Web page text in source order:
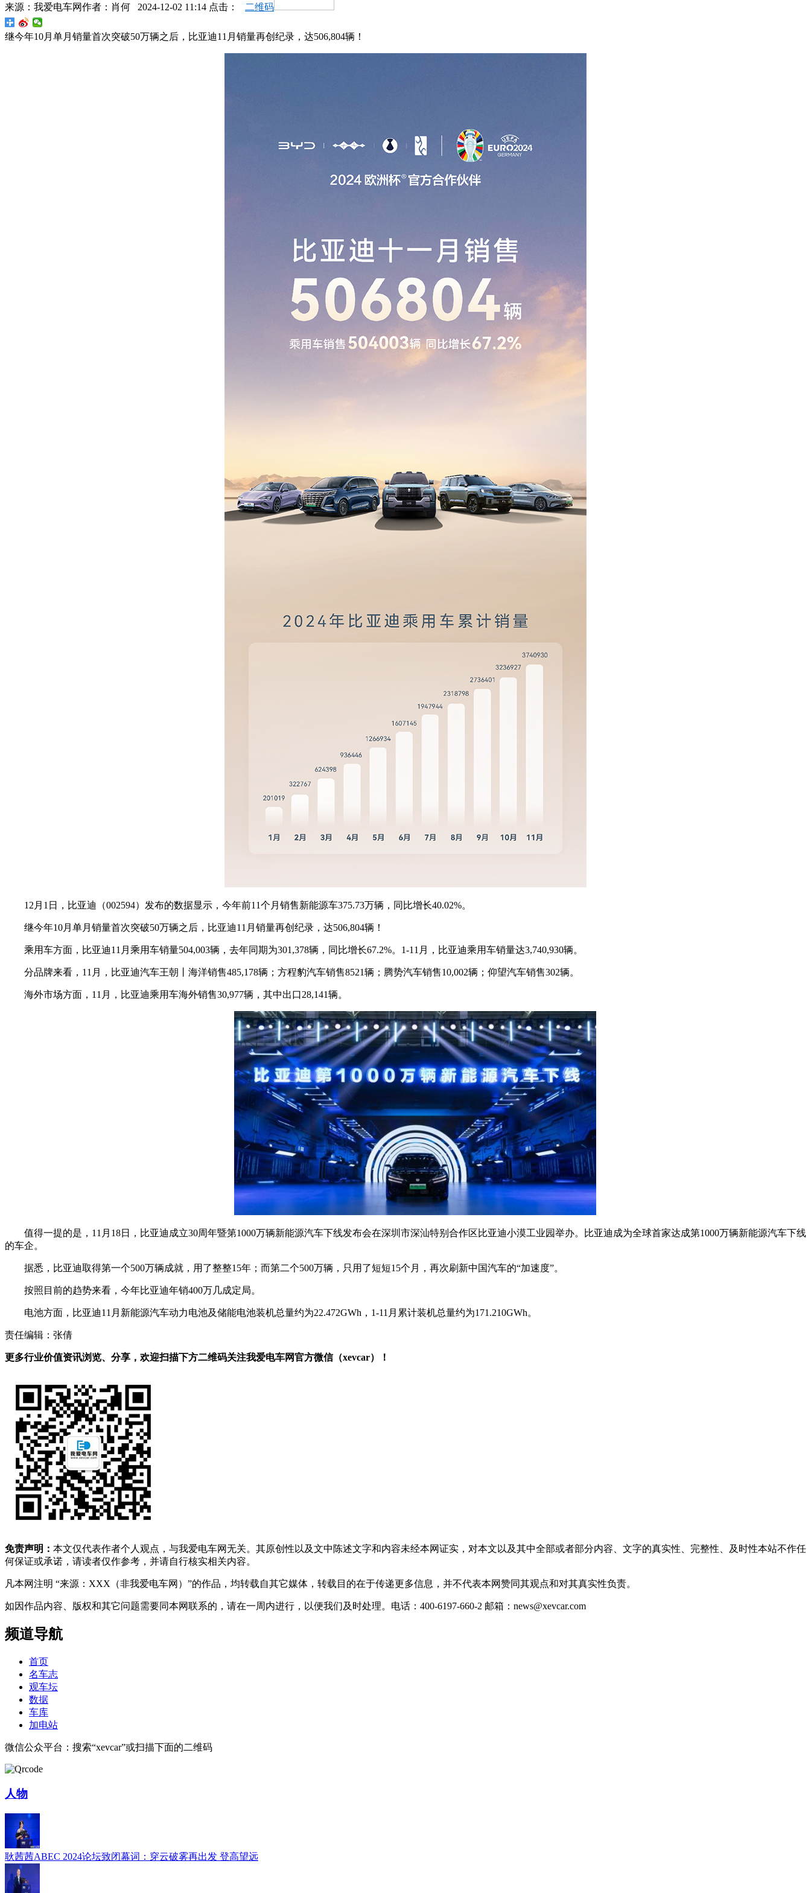
来源： 我爱电车网作者： 肖何 2024-12-02 11:14 点击： 二维码
继今年10月单月销量首次突破50万辆之后，比亚迪11月销量再创纪录，达506,804辆！
12月1日，比亚迪（002594）发布的数据显示，今年前11个月销售新能源车375.73万辆，同比增长40.02%。
继今年10月单月销量首次突破50万辆之后，比亚迪11月销量再创纪录，达506,804辆！
乘用车方面，比亚迪11月乘用车销量504,003辆，去年同期为301,378辆，同比增长67.2%。1-11月，比亚迪乘用车销量达3,740,930辆。
分品牌来看，11月，比亚迪汽车王朝丨海洋销售485,178辆；方程豹汽车销售8521辆；腾势汽车销售10,002辆；仰望汽车销售302辆。
海外市场方面，11月，比亚迪乘用车海外销售30,977辆，其中出口28,141辆。
值得一提的是，11月18日，比亚迪成立30周年暨第1000万辆新能源汽车下线发布会在深圳市深汕特别合作区比亚迪小漠工业园举办。比亚迪成为全球首家达成第1000万辆新能源汽车下线
的车企。
据悉，比亚迪取得第一个500万辆成就，用了整整15年；而第二个500万辆，只用了短短15个月，再次刷新中国汽车的“加速度”。
按照目前的趋势来看，今年比亚迪年销400万几成定局。
电池方面，比亚迪11月新能源汽车动力电池及储能电池装机总量约为22.472GWh，1-11月累计装机总量约为171.210GWh。
责任编辑：张倩
更多行业价值资讯浏览、分享，欢迎扫描下方二维码关注我爱电车网官方微信（xevcar）！
免责声明： 本文仅代表作者个人观点，与我爱电车网无关。其原创性以及文中陈述文字和内容未经本网证实，对本文以及其中全部或者部分内容、文字的真实性、完整性、及时性本站不作任
何保证或承诺，请读者仅作参考，并请自行核实相关内容。
凡本网注明 “来源：XXX（非我爱电车网）”的作品，均转载自其它媒体，转载目的在于传递更多信息，并不代表本网赞同其观点和对其真实性负责。
如因作品内容、版权和其它问题需要同本网联系的，请在一周内进行，以便我们及时处理。电话：400-6197-660-2 邮箱：news@xevcar.com
频道导航
首页
名车志
观车坛
数据
车库
加电站
微信公众平台：搜索“xevcar”或扫描下面的二维码
人物
耿茜茜ABEC 2024论坛致闭幕词：穿云破雾再出发 登高望远